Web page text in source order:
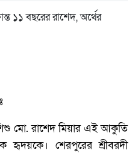
মো. রাশেদ মিয়ার এই আকুতি
হৃদয়কে। শেরপুরের শ্রীবরদী